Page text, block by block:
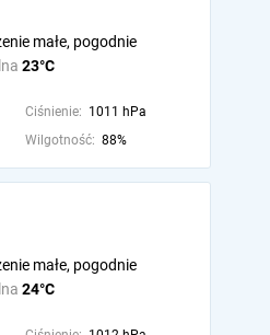
23°C
małe, pogodnie
Ciśnienie: 1011 hPa
Wilgotność: 88%
24°C
małe, pogodnie